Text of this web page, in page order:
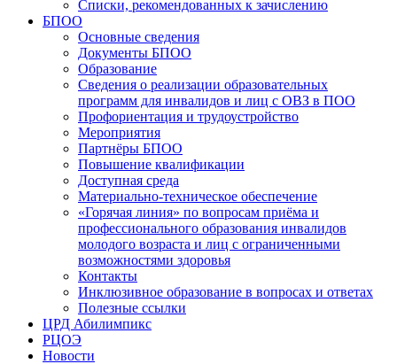
Списки, рекомендованных к зачислению
БПОО
Основные сведения
Документы БПОО
Образование
Сведения о реализации образовательных
программ для инвалидов и лиц с ОВЗ в ПОО
Профориентация и трудоустройство
Мероприятия
Партнёры БПОО
Повышение квалификации
Доступная среда
Материально-техническое обеспечение
«Горячая линия» по вопросам приёма и
профессионального образования инвалидов
молодого возраста и лиц с ограниченными
возможностями здоровья
Контакты
Инклюзивное образование в вопросах и ответах
Полезные ссылки
ЦРД Абилимпикс
РЦОЭ
Новости